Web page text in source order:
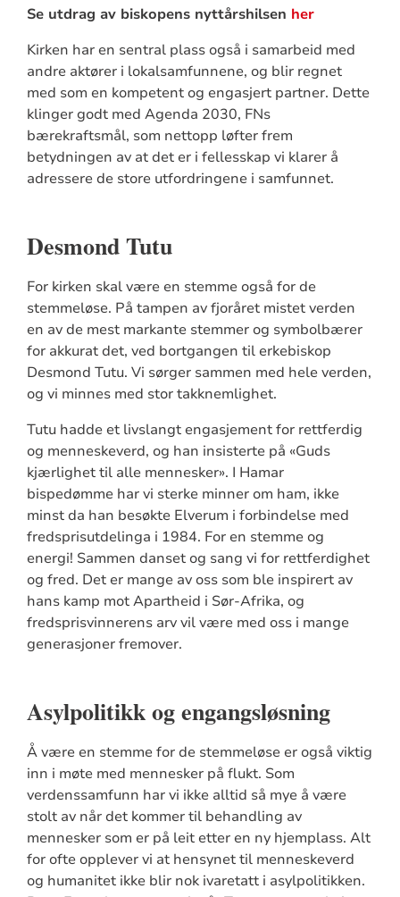
Se utdrag av biskopens nyttårshilsen her
Kirken har en sentral plass også i samarbeid med
andre aktører i lokalsamfunnene, og blir regnet
med som en kompetent og engasjert partner. Dette
klinger godt med Agenda 2030, FNs
bærekraftsmål, som nettopp løfter frem
betydningen av at det er i fellesskap vi klarer å
adressere de store utfordringene i samfunnet.
Desmond Tutu
For kirken skal være en stemme også for de
stemmeløse. På tampen av fjoråret mistet verden
en av de mest markante stemmer og symbolbærer
for akkurat det, ved bortgangen til erkebiskop
Desmond Tutu. Vi sørger sammen med hele verden,
og vi minnes med stor takknemlighet.
Tutu hadde et livslangt engasjement for rettferdig
og menneskeverd, og han insisterte på «Guds
kjærlighet til alle mennesker». I Hamar
bispedømme har vi sterke minner om ham, ikke
minst da han besøkte Elverum i forbindelse med
fredsprisutdelinga i 1984. For en stemme og
energi! Sammen danset og sang vi for rettferdighet
og fred. Det er mange av oss som ble inspirert av
hans kamp mot Apartheid i Sør-Afrika, og
fredsprisvinnerens arv vil være med oss i mange
generasjoner fremover.
Asylpolitikk og engangsløsning
Å være en stemme for de stemmeløse er også viktig
inn i møte med mennesker på flukt. Som
verdenssamfunn har vi ikke alltid så mye å være
stolt av når det kommer til behandling av
mennesker som er på leit etter en ny hjemplass. Alt
for ofte opplever vi at hensynet til menneskeverd
og humanitet ikke blir nok ivaretatt i asylpolitikken.